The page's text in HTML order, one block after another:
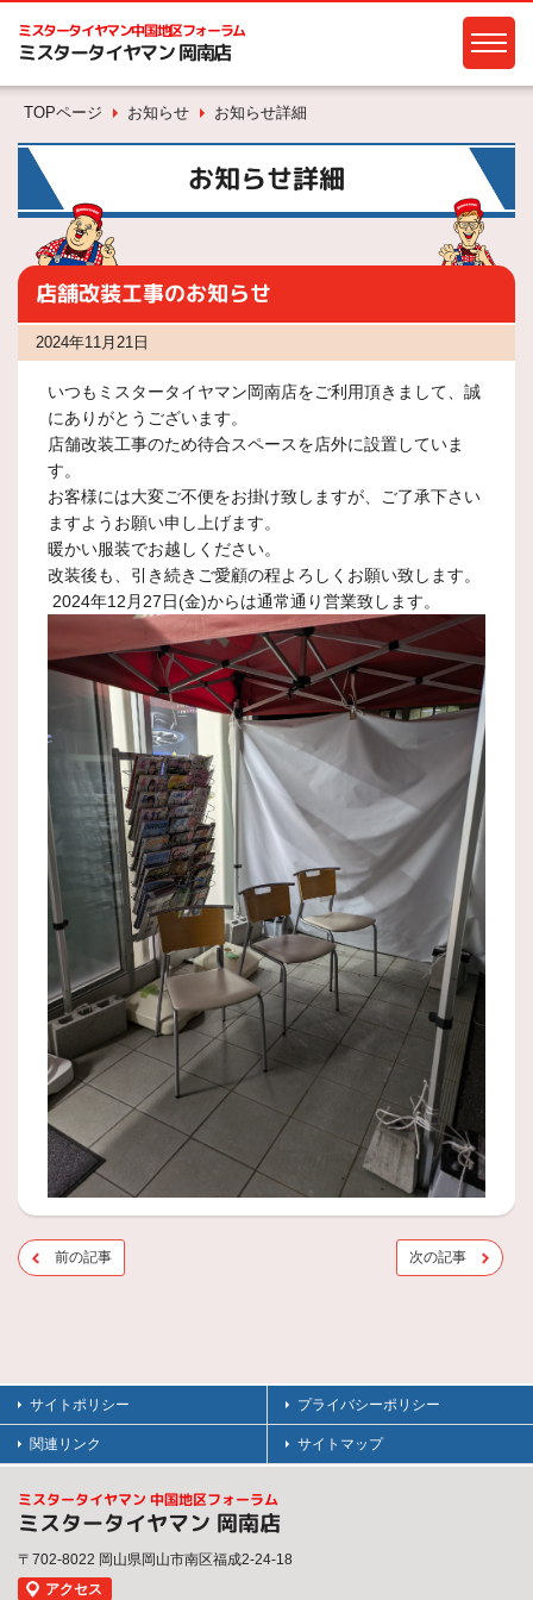
ミスタータイヤマン中国地区フォーラム
ミスタータイヤマン 岡南店
TOPページ お知らせ お知らせ詳細
お知らせ詳細
店舗改装工事のお知らせ
2024年11月21日
いつもミスタータイヤマン岡南店をご利用頂きまして、誠
にありがとうございます。
店舗改装工事のため待合スペースを店外に設置していま
す。
お客様には大変ご不便をお掛け致しますが、ご了承下さい
ますようお願い申し上げます。
暖かい服装でお越しください。
改装後も、引き続きご愛顧の程よろしくお願い致します。
2024年12月27日(金)からは通常通り営業致します。
前の記事 次の記事
サイトポリシー プライバシーポリシー
関連リンク サイトマップ
ミスタータイヤマン 中国地区フォーラム
ミスタータイヤマン 岡南店
〒702-8022 岡山県岡山市南区福成2-24-18
アクセス